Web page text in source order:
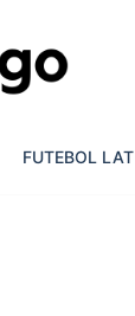
FUTEBOL